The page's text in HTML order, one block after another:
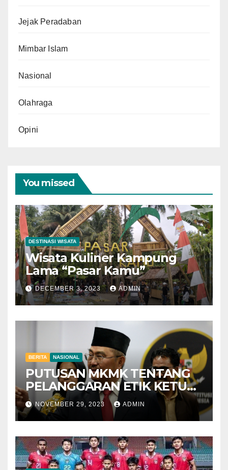
Jejak Peradaban
Mimbar Islam
Nasional
Olahraga
Opini
You missed
DESTINASI WISATA
Wisata Kuliner Kampung
Lama “Pasar Kamu”
DECEMBER 3, 2023 ADMIN
BERITA NASIONAL
PUTUSAN MKMK TENTANG
PELANGGARAN ETIK KETUA
MAHKAMAH KONSTITUSI
NOVEMBER 29, 2023 ADMIN